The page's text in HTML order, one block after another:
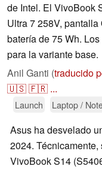
de Intel. El VivoBook
Ultra 7 258V,
batería de 75 Wh.
para la variante base.
Anil Ganti (traducido
🇺🇸🇫🇷 ...
Launch Laptop /
Asus ha desvelado
2024.
VivoBook S14